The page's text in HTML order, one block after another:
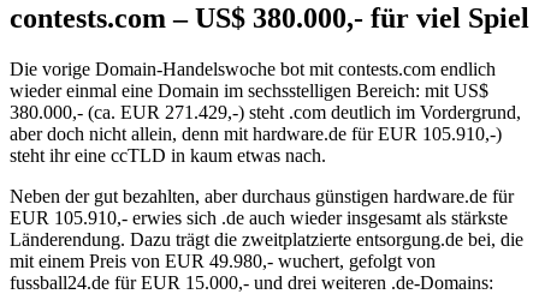
contests.com – US$ 380.000,- für viel Spiel
Die vorige Domain-Handelswoche bot mit contests.com endlich
wieder einmal eine Domain im sechsstelligen Bereich: mit US$
380.000,- (ca. EUR 271.429,-) steht .com deutlich im Vordergrund,
aber doch nicht allein, denn mit hardware.de für EUR 105.910,-)
steht ihr eine ccTLD in kaum etwas nach.
Neben der gut bezahlten, aber durchaus günstigen hardware.de für
EUR 105.910,- erwies sich .de auch wieder insgesamt als stärkste
Länderendung. Dazu trägt die zweitplatzierte entsorgung.de bei, die
mit einem Preis von EUR 49.980,- wuchert, gefolgt von
fussball24.de für EUR 15.000,- und drei weiteren .de-Domains: